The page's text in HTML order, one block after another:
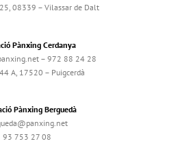
08339 – Vilassar de Dalt
Pànxing Cerdanya
– 972 88 24 28
A, 17520 – Puigcerdà
Pànxing Berguedà
93 753 27 08